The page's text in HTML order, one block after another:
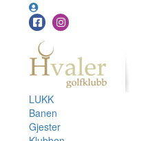
LUKK
Banen
Gjester